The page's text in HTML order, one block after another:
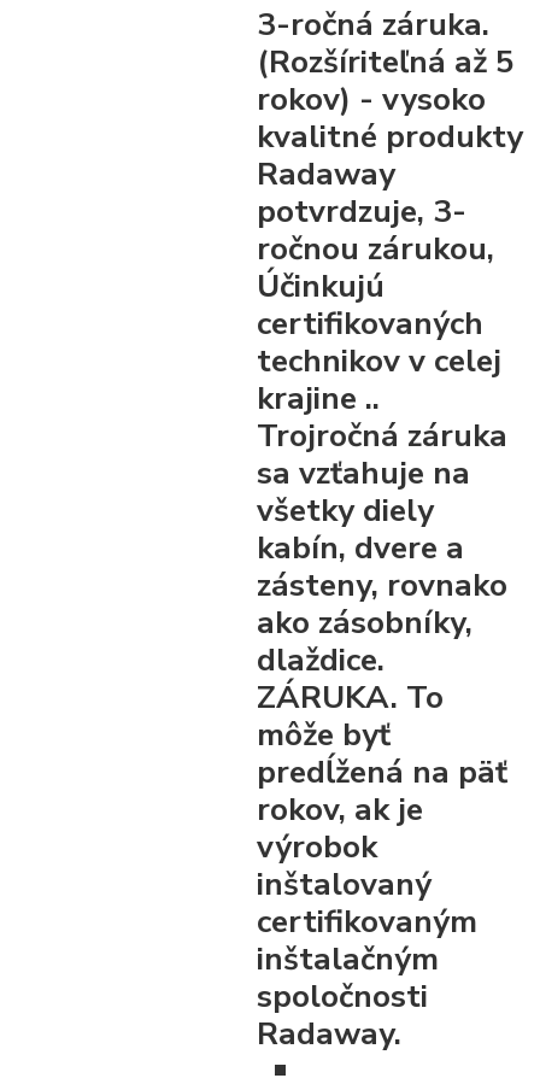
3-ročná záruka.
(Rozšíriteľná až 5
rokov) - vysoko
kvalitné produkty
Radaway
potvrdzuje, 3-
ročnou zárukou,
Účinkujú
certifikovaných
technikov v celej
krajine ..
Trojročná záruka
sa vzťahuje na
všetky diely
kabín, dvere a
zásteny, rovnako
ako zásobníky,
dlaždice.
ZÁRUKA. To
môže byť
predĺžená na päť
rokov, ak je
výrobok
inštalovaný
certifikovaným
inštalačným
spoločnosti
Radaway.